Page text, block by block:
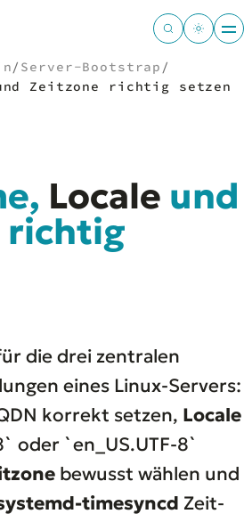
/ Server-Bootstrap /
Zeitzone richtig setzen
Locale und
richtig
die drei zentralen
eines Linux-Servers:
korrekt setzen, Locale
oder `en_US.UTF-8`
bewusst wählen und
timesyncd Zeit-